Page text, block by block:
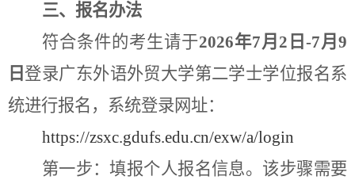
三、报名办法
符合条件的考生请于2026年7月 2日 -7月9
日 登录广东外语外贸大学第二学士学位报名系
统进行报名，系统登录网址：
https://zsxc.gdufs.edu.cn/exw/a/login
第一步：填报个人报名信息。该步骤需要